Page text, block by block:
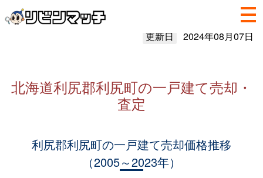
更新日 2024年08月07日
北海道利尻郡利尻町の一戸建て売却・
査定
利尻郡利尻町の一戸建て売却価格推移
（2005～2023年）